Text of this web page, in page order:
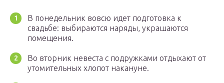
В понедельник вовсю идет подготовка к
свадьбе: выбираются наряды, украшаются
помещения.
Во вторник невеста с подружками отдыхают от
утомительных хлопот накануне.